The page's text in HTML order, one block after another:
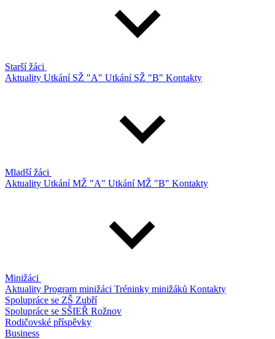
Starší žáci
Aktuality Utkání SŽ "A" Utkání SŽ "B" Kontakty
Mladší žáci
Aktuality Utkání MŽ "A" Utkání MŽ "B" Kontakty
Minižáci
Aktuality Program minižáci Tréninky minižáků Kontakty
Spolupráce se ZŠ Zubří
Spolupráce se SŠIEŘ Rožnov
Rodičovské příspěvky
Business